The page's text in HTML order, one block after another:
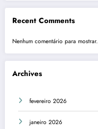
Recent Comments
Nenhum comentário para mostrar.
Archives
fevereiro 2026
janeiro 2026